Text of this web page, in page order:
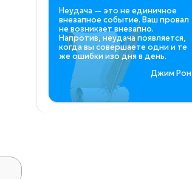
Неудача — это не единичное
внезапное событие. Ваш провал
не возникает внезапно.
Напротив, неудача появляется,
когда вы совершаете одни и те
же ошибки изо дня в день.
Джим Рон